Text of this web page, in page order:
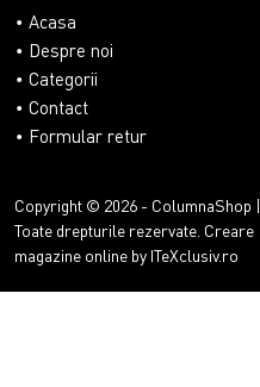
Acasa
Despre noi
Categorii
Contact
Formular retur
Copyright © 2026 - ColumnaShop |
Toate drepturile rezervate. Creare
magazine online by ITeXclusiv.ro